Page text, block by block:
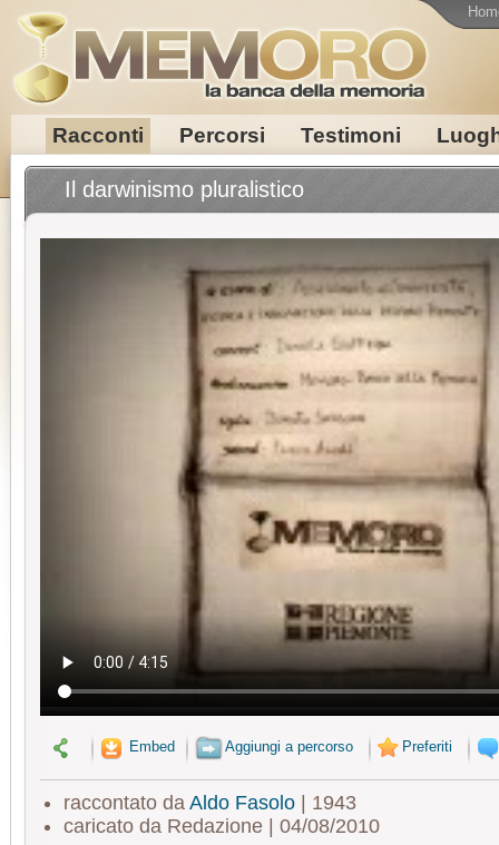
Racconti Percorsi Testimoni
Il darwinismo pluralistico
Embed Aggiungi a percorso Preferiti
raccontato da Aldo Fasolo| 1943
caricato da Redazione | 04/08/2010